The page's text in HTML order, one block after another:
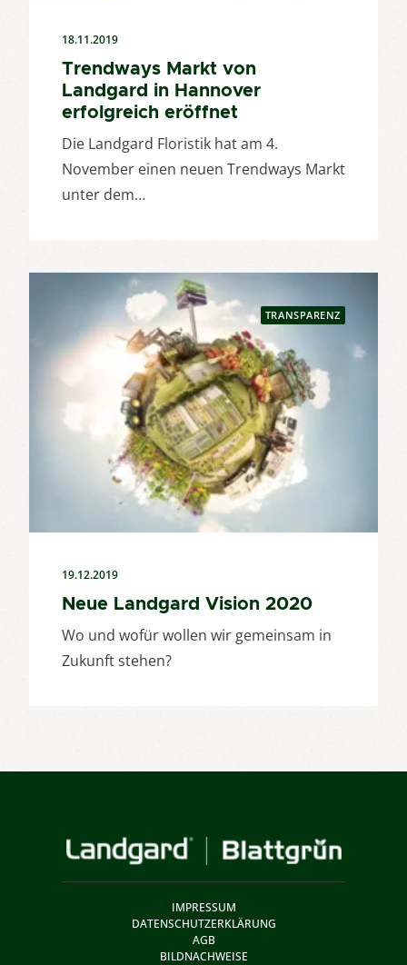
18.11.2019
Trendways Markt von
Landgard in Hannover
erfolgreich eröffnet
Die Landgard Floristik hat am 4.
November einen neuen Trendways Markt
unter dem…
TRANSPARENZ
19.12.2019
Neue Landgard Vision 2020
Wo und wofür wollen wir gemeinsam in
Zukunft stehen?
IMPRESSUM
DATENSCHUTZERKLÄRUNG
AGB
BILDNACHWEISE